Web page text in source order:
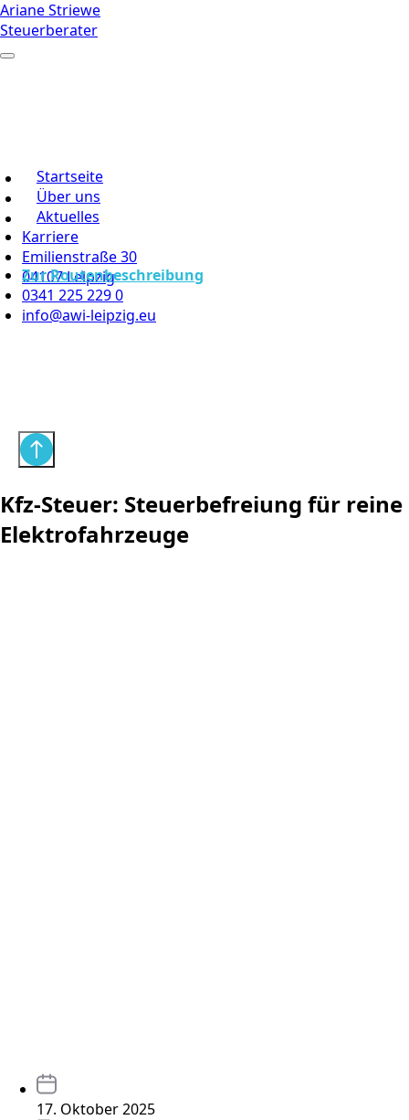
Ariane Striewe
Steuerberater
Startseite
Über uns
Aktuelles
Karriere
Emilienstraße 30
04107 Leipzig
Zur Routenbeschreibung
0341 225 229 0
info@awi-leipzig.eu
Kfz-Steuer: Steuerbefreiung für reine
Elektrofahrzeuge
17. Oktober 2025